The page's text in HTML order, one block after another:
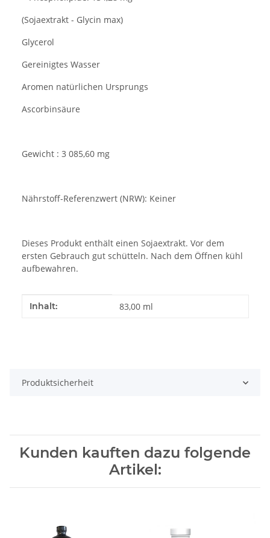
(Sojaextrakt - Glycin max)
Glycerol
Gereinigtes Wasser
Aromen natürlichen Ursprungs
Ascorbinsäure
Gewicht : 3 085,60 mg
Nährstoff-Referenzwert (NRW): Keiner
Dieses Produkt enthält einen Sojaextrakt. Vor dem
ersten Gebrauch gut schütteln. Nach dem Öffnen kühl
aufbewahren.
Produkteigenschaft
Wert
Inhalt: 83,00 ml
Produktsicherheit
Kunden kauften dazu folgende
Artikel: